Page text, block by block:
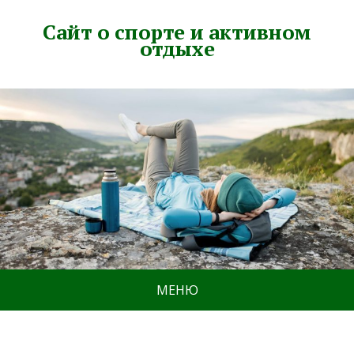
Сайт о спорте и активном
отдыхе
МЕНЮ